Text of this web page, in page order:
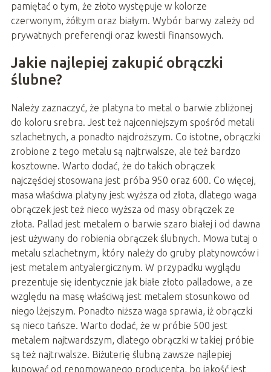
pamiętać o tym, że złoto występuje w kolorze
czerwonym, żółtym oraz białym. Wybór barwy zależy od
prywatnych preferencji oraz kwestii finansowych.
Jakie najlepiej zakupić obrączki
ślubne?
Należy zaznaczyć, że platyna to metal o barwie zbliżonej
do koloru srebra. Jest też najcenniejszym spośród metali
szlachetnych, a ponadto najdroższym. Co istotne, obrączki
zrobione z tego metalu są najtrwalsze, ale też bardzo
kosztowne. Warto dodać, że do takich obrączek
najczęściej stosowana jest próba 950 oraz 600. Co więcej,
masa właściwa platyny jest wyższa od złota, dlatego waga
obrączek jest też nieco wyższa od masy obrączek ze
złota. Pallad jest metalem o barwie szaro białej i od dawna
jest używany do robienia obrączek ślubnych. Mowa tutaj o
metalu szlachetnym, który należy do gruby platynowców i
jest metalem antyalergicznym. W przypadku wyglądu
prezentuje się identycznie jak białe złoto palladowe, a ze
względu na masę właściwą jest metalem stosunkowo od
niego lżejszym. Ponadto niższa waga sprawia, iż obrączki
są nieco tańsze. Warto dodać, że w próbie 500 jest
metalem najtwardszym, dlatego obrączki w takiej próbie
są też najtrwalsze. Biżuterię ślubną zawsze najlepiej
kupować od renomowanego producenta, bo jakość jest